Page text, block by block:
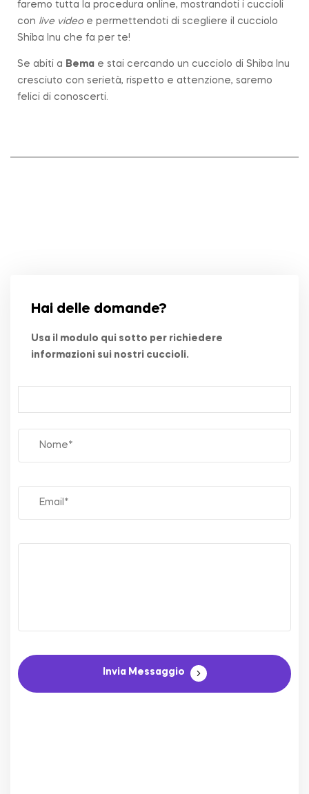
faremo tutta la procedura online, mostrandoti i cuccioli
con live videoe permettendoti di scegliere il cucciolo
Shiba Inu che fa per te!
Se abiti a Bema e stai cercando un cucciolo di Shiba Inu
cresciuto con serietà, rispetto e attenzione, saremo
felici di conoscerti.
Hai delle domande?
Usa il modulo qui sotto per richiedere
informazioni sui nostri cuccioli.
Invia Messaggio